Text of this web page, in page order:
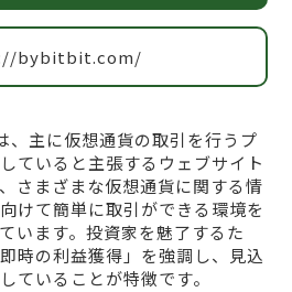
bybitbit.com/
主に仮想通貨の取引を行うプ
ていると主張するウェブサイト
さまざまな仮想通貨に関する情
けて簡単に取引ができる環境を
います。投資家を魅了するた
時の利益獲得」を強調し、見込
ていることが特徴です。